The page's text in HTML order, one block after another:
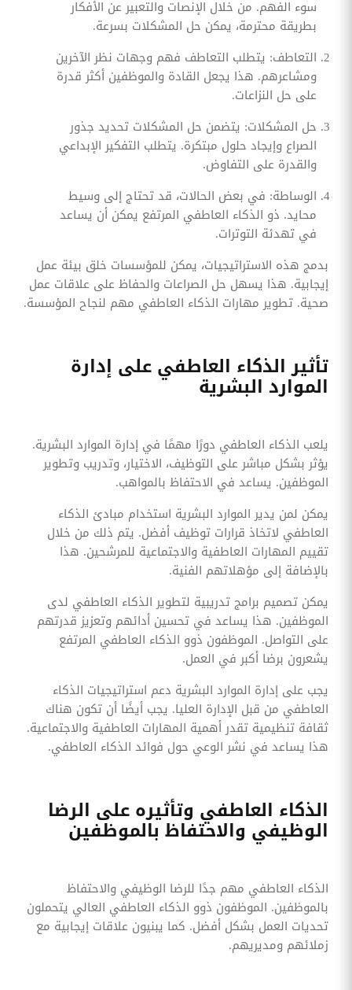
سوء الفهم. من خلال الإنصات والتعبير عن الأفكار
بطريقة محترمة، يمكن حل المشكلات بسرعة.
التعاطف: يتطلب التعاطف فهم وجهات نظر الآخرين
ومشاعرهم. هذا يجعل القادة والموظفين أكثر قدرة
على حل النزاعات.
حل المشكلات: يتضمن حل المشكلات تحديد جذور
الصراع وإيجاد حلول مبتكرة. يتطلب التفكير الإبداعي
والقدرة على التفاوض.
الوساطة: في بعض الحالات، قد تحتاج إلى وسيط
محايد. ذو الذكاء العاطفي المرتفع يمكن أن يساعد
في تهدئة التوترات.
بدمج هذه الاستراتيجيات، يمكن للمؤسسات خلق بيئة عمل
إيجابية. هذا يسهل حل الصراعات والحفاظ على علاقات عمل
صحية. تطوير مهارات الذكاء العاطفي مهم لنجاح المؤسسة.
تأثير الذكاء العاطفي على إدارة
الموارد البشرية
يلعب الذكاء العاطفي دورًا مهمًا في إدارة الموارد البشرية.
يؤثر بشكل مباشر على التوظيف، الاختيار، وتدريب وتطوير
الموظفين. يساعد في الاحتفاظ بالمواهب.
يمكن لمن يدير الموارد البشرية استخدام مبادئ الذكاء
العاطفي لاتخاذ قرارات توظيف أفضل. يتم ذلك من خلال
تقييم المهارات العاطفية والاجتماعية للمرشحين. هذا
بالإضافة إلى مؤهلاتهم الفنية.
يمكن تصميم برامج تدريبية لتطوير الذكاء العاطفي لدى
الموظفين. هذا يساعد في تحسين أدائهم وتعزيز قدرتهم
على التواصل. الموظفون ذوو الذكاء العاطفي المرتفع
يشعرون برضا أكبر في العمل.
يجب على إدارة الموارد البشرية دعم استراتيجيات الذكاء
العاطفي من قبل الإدارة العليا. يجب أيضًا أن تكون هناك
ثقافة تنظيمية تقدر أهمية المهارات العاطفية والاجتماعية.
هذا يساعد في نشر الوعي حول فوائد الذكاء العاطفي.
الذكاء العاطفي وتأثيره على الرضا
الوظيفي والاحتفاظ بالموظفين
الذكاء العاطفي مهم جدًا للرضا الوظيفي والاحتفاظ
بالموظفين. الموظفون ذوو الذكاء العاطفي العالي يتحملون
تحديات العمل بشكل أفضل. كما يبنيون علاقات إيجابية مع
زملائهم ومديريهم.